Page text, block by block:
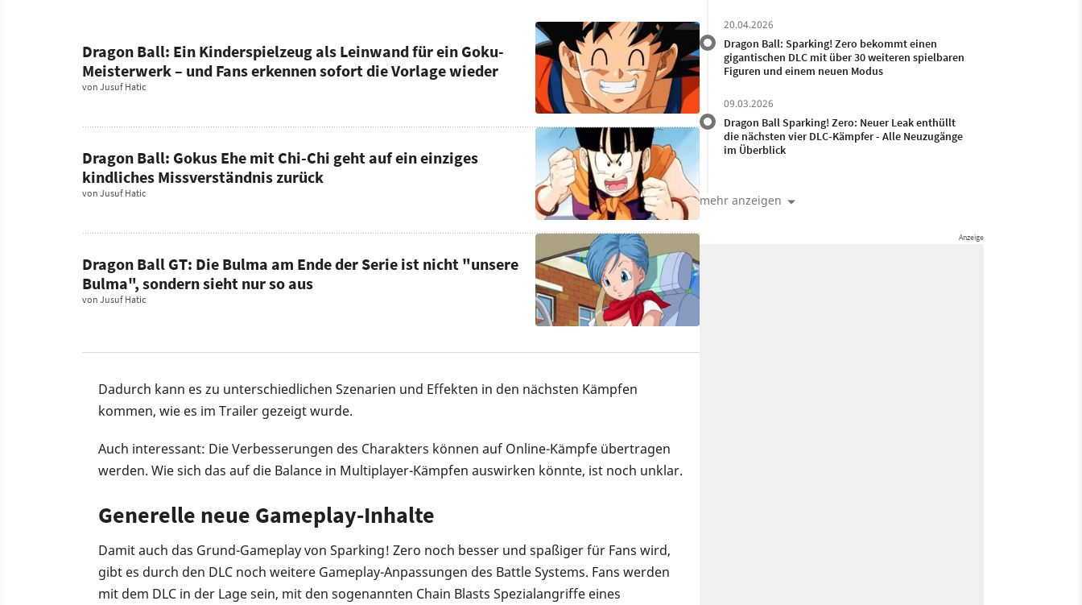
Dragon Ball: Ein Kinderspielzeug als Leinwand für ein Goku-
Meisterwerk – und Fans erkennen sofort die Vorlage wieder
von Jusuf Hatic
Dragon Ball: Gokus Ehe mit Chi-Chi geht auf ein einziges
kindliches Missverständnis zurück
von Jusuf Hatic
Dragon Ball GT: Die Bulma am Ende der Serie ist nicht "unsere
Bulma", sondern sieht nur so aus
von Jusuf Hatic
Dadurch kann es zu unterschiedlichen Szenarien und Effekten in den nächsten Kämpfen
kommen, wie es im Trailer gezeigt wurde.
Auch interessant: Die Verbesserungen des Charakters können auf Online-Kämpfe übertragen
werden. Wie sich das auf die Balance in Multiplayer-Kämpfen auswirken könnte, ist noch unklar.
Generelle neue Gameplay-Inhalte
Damit auch das Grund-Gameplay von Sparking! Zero noch besser und spaßiger für Fans wird,
gibt es durch den DLC noch weitere Gameplay-Anpassungen des Battle Systems. Fans werden
mit dem DLC in der Lage sein, mit den sogenannten Chain Blasts Spezialangriffe eines
20.04.2026
Dragon Ball: Sparking! Zero bekommt einen
gigantischen DLC mit über 30 weiteren spielbaren
Figuren und einem neuen Modus
09.03.2026
Dragon Ball Sparking! Zero: Neuer Leak enthüllt
die nächsten vier DLC-Kämpfer - Alle Neuzugänge
im Überblick
mehr anzeigen